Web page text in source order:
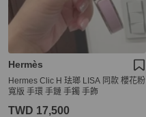
Hermès
Hermes Clic H 珐瑯 LISA 同款 櫻花粉
寬版 手環 手鏈 手鐲 手飾
TWD 17,500